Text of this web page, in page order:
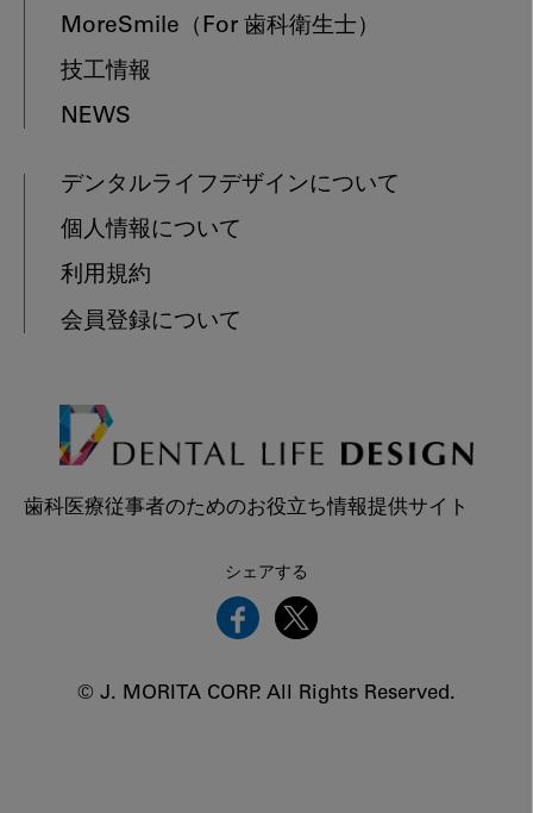
MoreSmile （For 歯科衛生士）
技工情報
NEWS
デンタルライフデザインについて
個人情報について
利用規約
会員登録について
歯科医療従事者のためのお役立ち情報提供サイト
シェアする
© J. MORITA CORP. All Rights Reserved.